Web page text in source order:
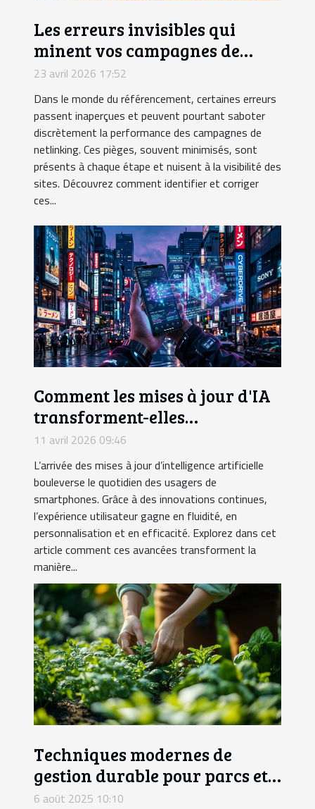
Les erreurs invisibles qui
minent vos campagnes de
netlinking
23 avril 2026 17:52
Dans le monde du référencement, certaines erreurs
passent inaperçues et peuvent pourtant saboter
discrètement la performance des campagnes de
netlinking. Ces pièges, souvent minimisés, sont
présents à chaque étape et nuisent à la visibilité des
sites. Découvrez comment identifier et corriger
ces...
Comment les mises à jour d'IA
transforment-elles
l'expérience utilisateur sur les
smartphones ?
11 avril 2026 09:46
L’arrivée des mises à jour d’intelligence artificielle
bouleverse le quotidien des usagers de
smartphones. Grâce à des innovations continues,
l’expérience utilisateur gagne en fluidité, en
personnalisation et en efficacité. Explorez dans cet
article comment ces avancées transforment la
manière...
Techniques modernes de
gestion durable pour parcs et
jardins
6 août 2025 10:10